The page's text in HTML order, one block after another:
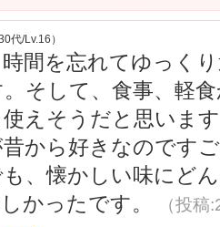
代/Lv.16）
間を忘れてゆっく
そして、食事、軽
えそうだと思いま
から好きなのです
、懐かしい味にど
かったです。
（投